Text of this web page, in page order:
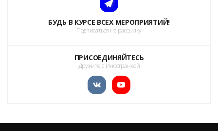
БУДЬ В КУРСЕ ВСЕХ МЕРОПРИЯТИЙ!
Подписаться на рассылку
ПРИСОЕДИНЯЙТЕСЬ
Дружите с Иностранкой